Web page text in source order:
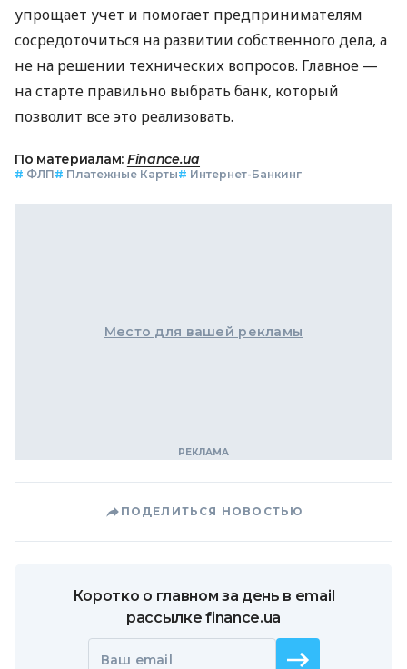
упрощает учет и помогает предпринимателям
сосредоточиться на развитии собственного дела, а
не на решении технических вопросов. Главное —
на старте правильно выбрать банк, который
позволит все это реализовать.
По материалам: Finance.ua
# ФЛП# Платежные Карты# Интернет-Банкинг
Место для вашей рекламы
ПОДЕЛИТЬСЯ НОВОСТЬЮ
Коротко о главном за день в email
рассылке finance.ua
Ваш email